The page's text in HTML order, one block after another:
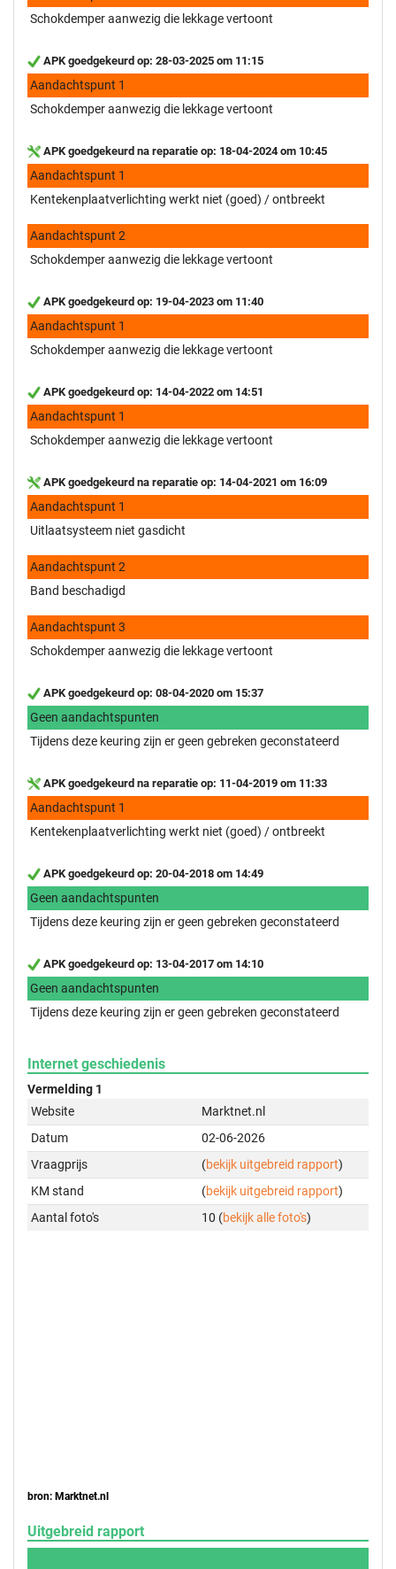
Schokdemper aanwezig die lekkage vertoont
APK goedgekeurd op: 28-03-2025 om 11:15
Aandachtspunt 1
Schokdemper aanwezig die lekkage vertoont
APK goedgekeurd na reparatie op: 18-04-2024 om 10:45
Aandachtspunt 1
Kentekenplaatverlichting werkt niet (goed) / ontbreekt
Aandachtspunt 2
Schokdemper aanwezig die lekkage vertoont
APK goedgekeurd op: 19-04-2023 om 11:40
Aandachtspunt 1
Schokdemper aanwezig die lekkage vertoont
APK goedgekeurd op: 14-04-2022 om 14:51
Aandachtspunt 1
Schokdemper aanwezig die lekkage vertoont
APK goedgekeurd na reparatie op: 14-04-2021 om 16:09
Aandachtspunt 1
Uitlaatsysteem niet gasdicht
Aandachtspunt 2
Band beschadigd
Aandachtspunt 3
Schokdemper aanwezig die lekkage vertoont
APK goedgekeurd op: 08-04-2020 om 15:37
Geen aandachtspunten
Tijdens deze keuring zijn er geen gebreken geconstateerd
APK goedgekeurd na reparatie op: 11-04-2019 om 11:33
Aandachtspunt 1
Kentekenplaatverlichting werkt niet (goed) / ontbreekt
APK goedgekeurd op: 20-04-2018 om 14:49
Geen aandachtspunten
Tijdens deze keuring zijn er geen gebreken geconstateerd
APK goedgekeurd op: 13-04-2017 om 14:10
Geen aandachtspunten
Tijdens deze keuring zijn er geen gebreken geconstateerd
Internet geschiedenis
Vermelding 1
Website
Marktnet.nl
Datum
02-06-2026
Vraagprijs
(bekijk uitgebreid rapport)
KM stand
(bekijk uitgebreid rapport)
Aantal foto's
10 (bekijk alle foto's)
bron: Marktnet.nl
Uitgebreid rapport